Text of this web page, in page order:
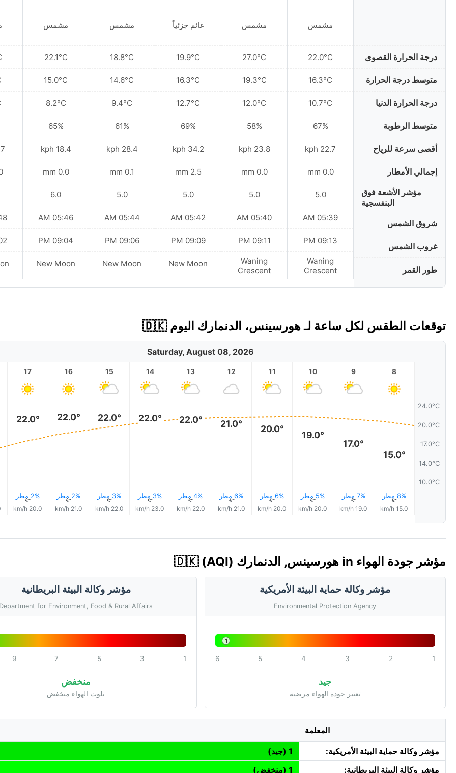
درجة الحرارة القصوى
متوسط درجة الحرارة
درجة الحرارة الدنيا
متوسط الرطوبة
أقصى سرعة للرياح
إجمالي الأمطار
مؤشر الأشعة فوق
البنفسجية
شروق الشمس
غروب الشمس
طور القمر
مشمس
22.0°C
16.3°C
10.7°C
67%
22.7 kph
0.0 mm
5.0
05:39 AM
09:13 PM
Waning
Crescent
مشمس
27.0°C
19.3°C
12.0°C
58%
23.8 kph
0.0 mm
5.0
05:40 AM
09:11 PM
Waning
Crescent
غائم جزئياً
19.9°C
16.3°C
12.7°C
69%
34.2 kph
2.5 mm
5.0
05:42 AM
09:09 PM
New Moon
مشمس
18.8°C
14.6°C
9.4°C
61%
28.4 kph
0.1 mm
5.0
05:44 AM
09:06 PM
New Moon
مشمس
22.1°C
15.0°C
8.2°C
65%
18.4 kph
0.0 mm
6.0
05:46 AM
09:04 PM
New Moon
توقعات الطقس لكل ساعة لـ هورسينس، الدنمارك اليوم 🇩🇰
Saturday, August 08, 2026
24.0°C
20.0°C
17.0°C
14.0°C
10.0°C
8
15.0°
8% مطر↑
15.0 km/h
9
17.0°
7% مطر↑
19.0 km/h
10
19.0°
5% مطر↑
20.0 km/h
11
20.0°
6% مطر↑
20.0 km/h
12
21.0°
6% مطر↑
21.0 km/h
13
22.0°
4% مطر↑
22.0 km/h
14
22.0°
3% مطر↑
23.0 km/h
15
22.0°
3% مطر↑
22.0 km/h
16
22.0°
2% مطر↑
21.0 km/h
17
22.0°
2% مطر↑
20.0 km/h
مؤشر جودة الهواء in هورسينس, الدنمارك 🇩🇰 (AQI)
مؤشر وكالة حماية البيئة الأمريكية
Environmental Protection Agency
1
1
2
3
4
5
6
جيد
تعتبر جودة الهواء مرضية
مؤشر وكالة البيئة البريطانية
Department for Environment, Food & Rural Affairs
1
3
5
7
9
منخفض
تلوث الهواء منخفض
المعلمة
مؤشر وكالة حماية البيئة الأمريكية:
1 (جيد)
مؤشر وكالة البيئة البريطانية:
1 (منخفض)